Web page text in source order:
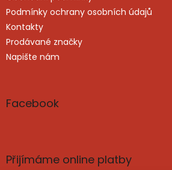
Podmínky ochrany osobních údajů
Kontakty
Prodávané značky
Napište nám
Facebook
Přijímáme online platby